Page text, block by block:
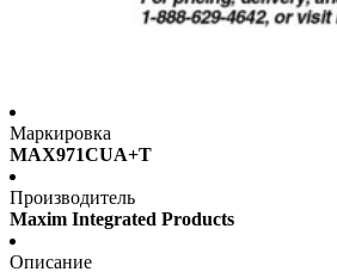
Маркировка
MAX971CUA+T
Производитель
Maxim Integrated Products
Описание